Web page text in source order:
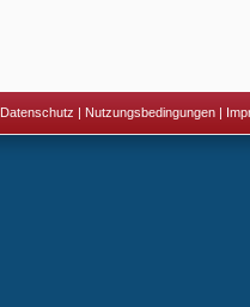
Datenschutz | Nutzungsbedingungen|